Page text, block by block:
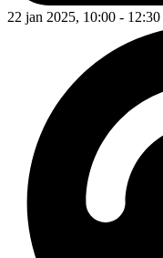
22 jan 2025, 10:00 - 12:30